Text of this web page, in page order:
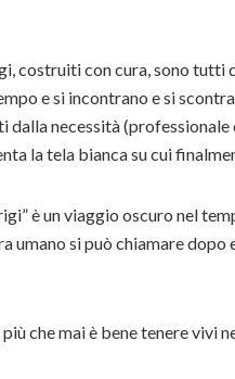
costruiti con cura, sono
e si incontrano e si
dalla necessità
la tela bianca su cui
è un viaggio oscuro nel
umano si può chiamare
che mai è bene tenere vivi